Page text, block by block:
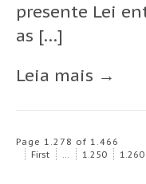
presente Lei
as […]
Leia mais →
Page 1.278 of 1.466
First
... 1.250 1.260